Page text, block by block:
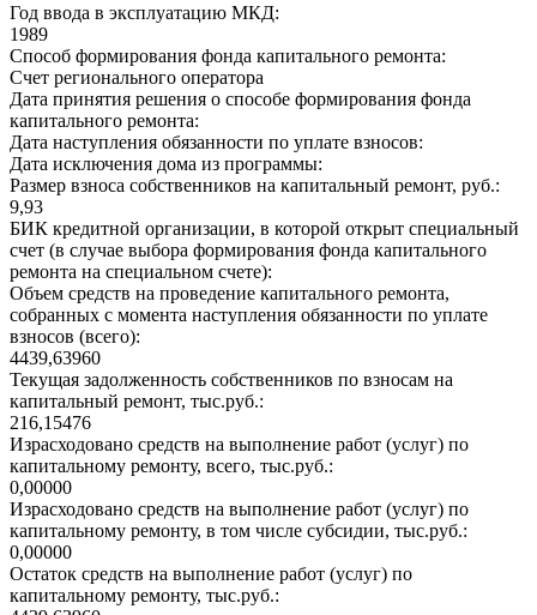
Год ввода в эксплуатацию МКД:
1989
Способ формирования фонда капитального ремонта:
Счет регионального оператора
Дата принятия решения о способе формирования фонда
капитального ремонта:
Дата наступления обязанности по уплате взносов:
Дата исключения дома из программы:
Размер взноса собственников на капитальный ремонт, руб.:
9,93
БИК кредитной организации, в которой открыт специальный
счет (в случае выбора формирования фонда капитального
ремонта на специальном счете):
Объем средств на проведение капитального ремонта,
собранных с момента наступления обязанности по уплате
взносов (всего):
4439,63960
Текущая задолженность собственников по взносам на
капитальный ремонт, тыс.руб.:
216,15476
Израсходовано средств на выполнение работ (услуг) по
капитальному ремонту, всего, тыс.руб.:
0,00000
Израсходовано средств на выполнение работ (услуг) по
капитальному ремонту, в том числе субсидии, тыс.руб.:
0,00000
Остаток средств на выполнение работ (услуг) по
капитальному ремонту, тыс.руб.: